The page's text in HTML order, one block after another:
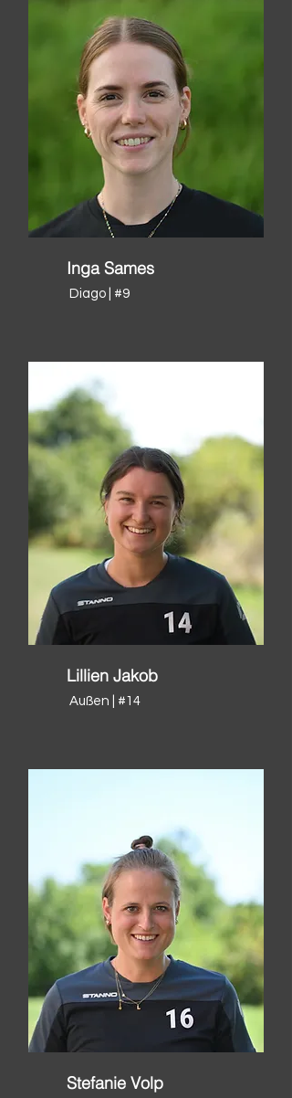
Inga Sames
Diago | #9
Lillien Jakob
Außen | #14
Stefanie Volp